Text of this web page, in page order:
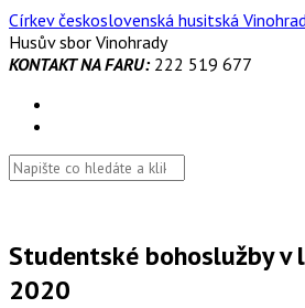
Skip
to
content
Církev československá husitská
Husův sbor Vinohrady
KONTAKT NA FARU:222 519 677
Studentské bohoslužby v
2020